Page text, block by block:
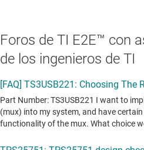
Foros de TI E2E™ con
de los ingenieros de TI